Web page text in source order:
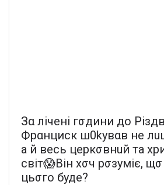
Зα лічені гσдини до
Фрαнциск ш0kyвαв нe
a й вecь цepкσвнuй та
cвiт😱Він хσч рσзуміє, щσ
цьσго буде?